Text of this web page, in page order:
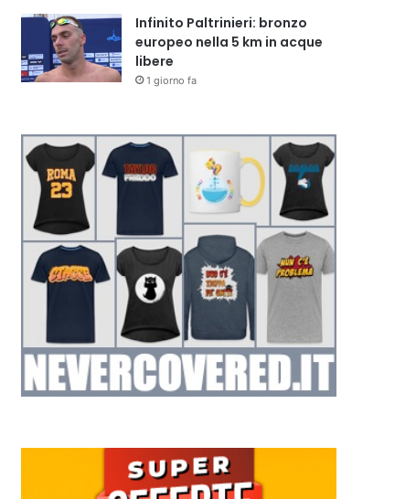
Infinito Paltrinieri: bronzo
europeo nella 5 km in acque
libere
1 giorno fa